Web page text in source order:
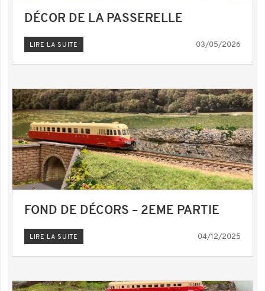
DÉCOR DE LA PASSERELLE
LIRE LA SUITE 03/05/2026
FOND DE DÉCORS – 2EME PARTIE
LIRE LA SUITE 04/12/2025